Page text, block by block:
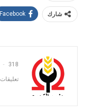
شارك Facebook
318 المشاركات
تعليقات